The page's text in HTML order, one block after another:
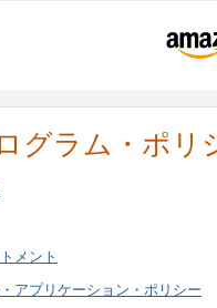
グラム・ポリ
メント
アプリケーション・ポリシー